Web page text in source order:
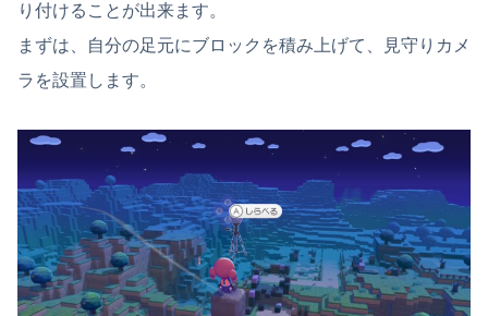
り付けることが出来ます。
まずは、自分の足元にブロックを積み上げて、見守りカメ
ラを設置します。